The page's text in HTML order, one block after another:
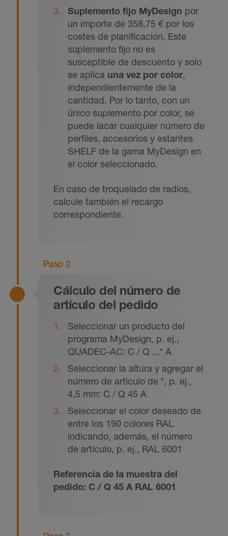
Suplemento fijo MyDesign por
un importe de 358,75 € por los
costes de planificación. Este
suplemento fijo no es
susceptible de descuento y solo
se aplica una vez por color,
independientemente de la
cantidad. Por lo tanto, con un
único suplemento por color, se
puede lacar cualquier número de
perfiles, accesorios y estantes
SHELF de la gama MyDesign en
el color seleccionado.
En caso de troquelado de radios,
calcule también el recargo
correspondiente.
Paso 2
Cálculo del número de
artículo del pedido
Seleccionar un producto del
programa MyDesign, p. ej.,
QUADEC-AC: C / Q ...* A
Seleccionar la altura y agregar el
número de artículo de *, p. ej.,
4,5 mm: C / Q 45 A
Seleccionar el color deseado de
entre los 190 colores RAL
indicando, además, el número
de artículo, p. ej., RAL 6001
Referencia de la muestra del
pedido: C / Q 45 A RAL 6001